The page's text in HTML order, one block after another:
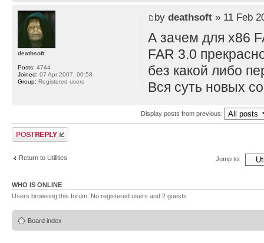
by deathsoft» 11 Feb
А зачем для x86
FAR 3.0
без какой либо
Вся суть новых
deathsoft
Posts: 4744
Joined: 07 Apr 2007, 00:58
Group: Registered users
Display posts from previous:
Post a reply
Return to Utilities Jump to:
WHO IS ONLINE
Users browsing this forum: No registered users and 2 guests
Board index